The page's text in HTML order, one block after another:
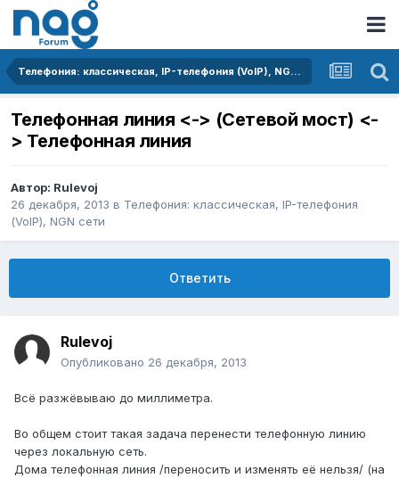
Телефония: классическая, IP-телефония (VoIP), NGN сети
Телефонная линия <-> (Сетевой мост) <-
> Телефонная линия
Автор: Rulevoj
26 декабря, 2013 в Телефония: классическая, IP-телефония
(VoIP), NGN сети
Ответить
Rulevoj
Опубликовано 26 декабря, 2013
Всё разжёвываю до миллиметра.
Во общем стоит такая задача перенести телефонную линию
через локальную сеть.
Дома телефонная линия /переносить и изменять её нельзя/ (на